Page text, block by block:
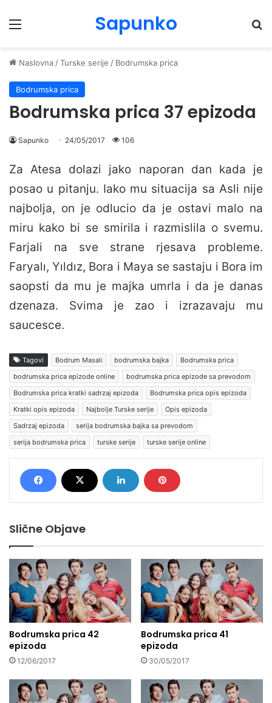
Menu Sapunko
Naslovna /Turske serije / Bodrumska prica
Bodrumska prica
Bodrumska prica 37 epizoda
Sapunko 24/05/2017 106
Za Atesa dolazi jako naporan dan kada je
posao u pitanju. Iako mu situacija sa Asli nije
najbolja, on je odlucio da je ostavi malo na
miru kako bi se smirila i razmislila o svemu.
Farjali na sve strane rjesava probleme.
Faryalı, Yıldız, Bora i Maya se sastaju i Bora im
saopsti da mu je majka umrla i da je danas
dzenaza. Svima je zao i izrazavaju mu
saucesce.
Tagovi Bodrum Masalı bodrumska bajka
Bodrumska prica
bodrumska prica epizode online
bodrumska prica epizode sa prevodom
Bodrumska prica kratki sadrzaj epizoda
Bodrumska prica opis epizoda
Kratki opis epizoda
Najbolje Turske serije
Opis epizoda
Sadrzaj epizoda
serija bodrumska bajka sa prevodom
serija bodrumska prica
turske serije turske serije online
Slične Objave
Bodrumska prica 42
epizoda
12/06/2017
Bodrumska prica 41
epizoda
30/05/2017